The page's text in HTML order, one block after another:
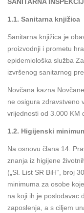
1.1. Sanitarna knjižica
Sanitarna knjižica je
proizvodnji i prometu
epidemiološka služba
izvršenog sanitarnog
Novčana kazna
ne osigura zdravstveno
vrijednosti od 3.000 KM
1.2. Higijenski
Na osnovu člana 14.
znanja iz higijene
(„Sl. List SR BiH“, broj
minimuma za osobe
na koji ih je poslodavac
zaposlenja, a s ciljem